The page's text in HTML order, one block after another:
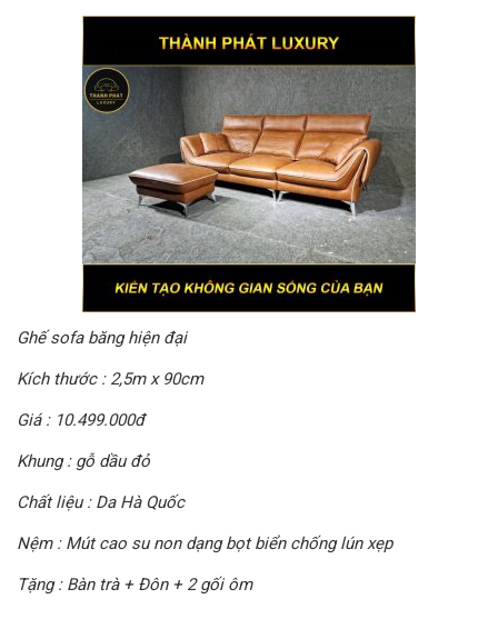
Ghế sofa băng hiện đại
Kích thước : 2,5m x 90cm
Giá : 10.499.000đ
Khung : gỗ dầu đỏ
Chất liệu : Da Hà Quốc
Nệm : Mút cao su non dạng bọt biển chống lún xẹp
Tặng : Bàn trà + Đôn + 2 gối ôm